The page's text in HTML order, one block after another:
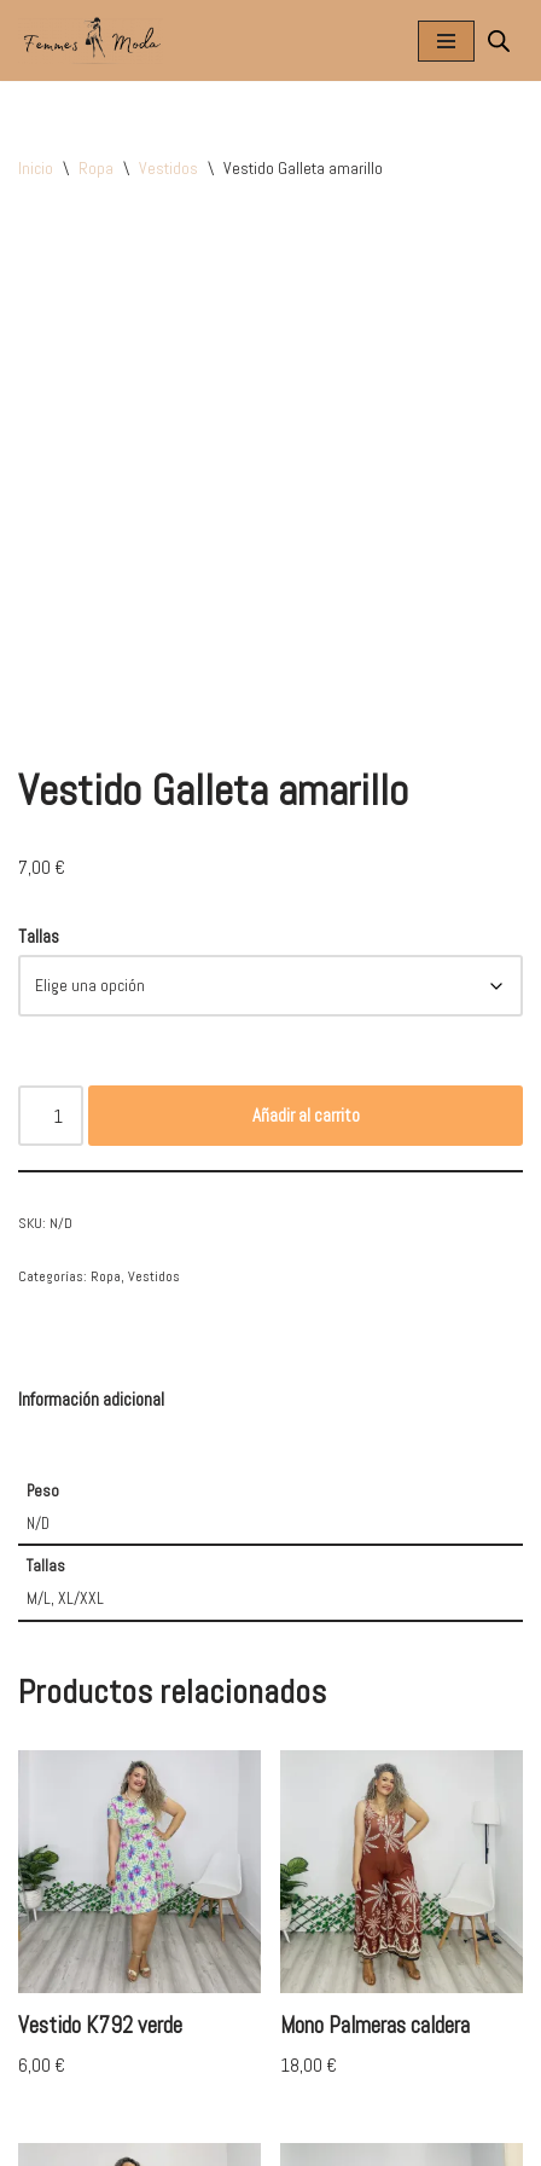
Inicio \ Ropa \ Vestidos \ Vestido Galleta amarillo
Vestido Galleta amarillo
7,00 €
Tallas
Añadir al carrito
SKU: N/D
Categorías: Ropa, Vestidos
Información adicional
Peso
N/D
Tallas
M/L, XL/XXL
Productos relacionados
Vestido K792 verde
6,00 €
Mono Palmeras caldera
18,00 €